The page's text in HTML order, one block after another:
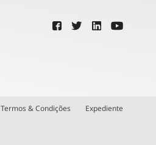
Termos & Condições Expediente